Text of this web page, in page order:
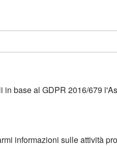
in base al GDPR 2016/679
informazioni sulle attività